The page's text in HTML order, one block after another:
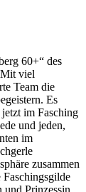
60+“ des
Mit viel
Team die
Es
im Fasching
und jeden,
im
zusammen
Prinzessin